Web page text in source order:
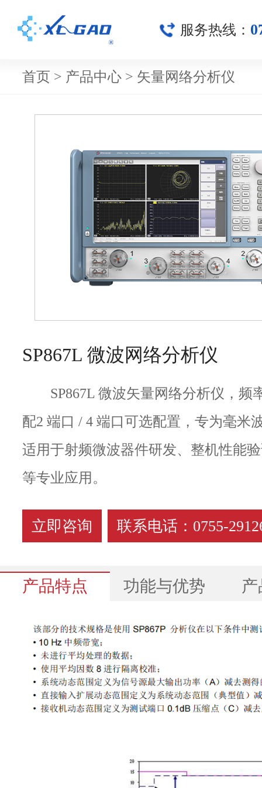
服务热线：
首页 > 产品中心 > 矢量网络分析仪
SP867L 微波网络分析仪
SP867L 微波矢量网络分析仪，频
配2 端口 / 4 端口可选配置，专为毫米
适用于射频微波器件研发、整机性能
等专业应用。
立即咨询 联系电话：0755-
产品特点 功能与优势
SP867L微波网络分析仪技术规格书.pdf